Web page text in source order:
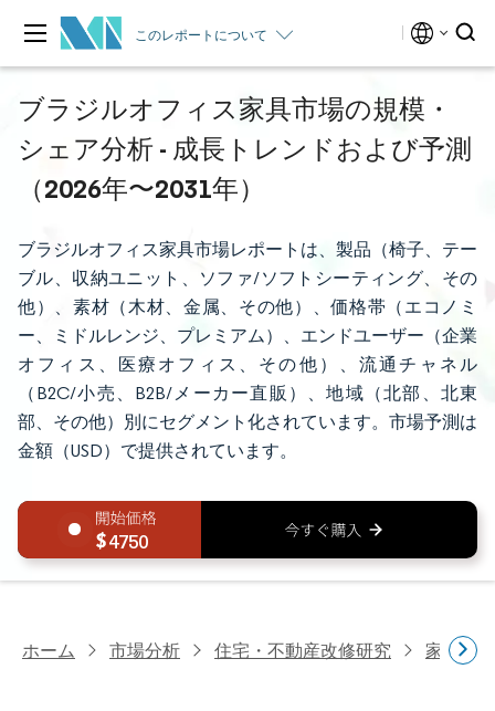
このレポートについて
ブラジルオフィス家具市場の規模・
シェア分析 - 成長トレンドおよび予測
（2026年〜2031年）
ブラジルオフィス家具市場レポートは、製品（椅子、テー
ブル、収納ユニット、ソファ/ソフトシーティング、その
他）、素材（木材、金属、その他）、価格帯（エコノミ
ー、ミドルレンジ、プレミアム）、エンドユーザー（企業
オフィス、医療オフィス、その他）、流通チャネル
（B2C/小売、B2B/メーカー直販）、地域（北部、北東
部、その他）別にセグメント化されています。市場予測は
金額（USD）で提供されています。
4750
ホーム 市場分析 住宅・不動産改修研究 家具・